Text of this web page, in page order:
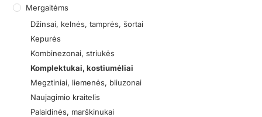
Mergaitėms
Džinsai, kelnės, tamprės, šortai
Kepurės
Kombinezonai, striukės
Komplektukai, kostiumėliai
Megztiniai, liemenės, bliuzonai
Naujagimio kraitelis
Palaidinės, marškinukai